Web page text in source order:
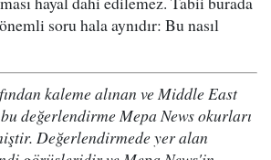
soru hala aynıdır: Bu nasıl
kaleme alınan ve Middle East
bu değerlendirme Mepa News okurları
Değerlendirmede yer alan